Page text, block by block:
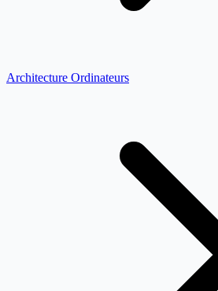
Architecture Ordinateurs